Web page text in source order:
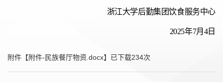
浙江大学后勤集团饮食服务中心
2025年7月 4日
附件【附件-民族餐厅物资.docx】已下载234次